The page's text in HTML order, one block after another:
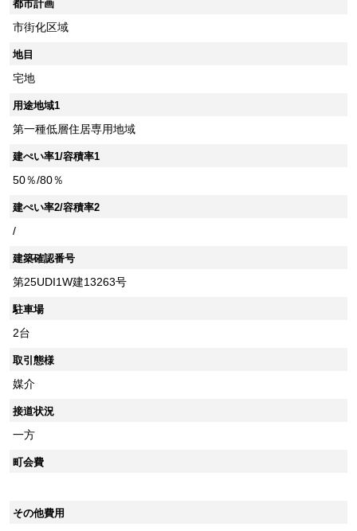
都市計画
市街化区域
地目
宅地
用途地域1
第一種低層住居専用地域
建ぺい率1/容積率1
50％/80％
建ぺい率2/容積率2
/
建築確認番号
第25UDI1W建13263号
駐車場
2台
取引態様
媒介
接道状況
一方
町会費
その他費用